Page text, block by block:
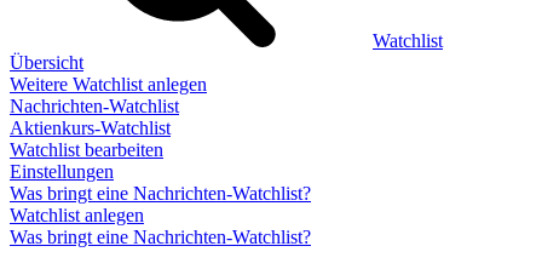
Watchlist
Übersicht
Weitere Watchlist anlegen
Nachrichten-Watchlist
Aktienkurs-Watchlist
Watchlist bearbeiten
Einstellungen
Was bringt eine Nachrichten-Watchlist?
Watchlist anlegen
Was bringt eine Nachrichten-Watchlist?